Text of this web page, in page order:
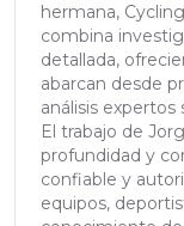
hermana,
combina
detallada,
abarcan desde
análisis
El trabajo de
profundidad y
confiable y
equipos,